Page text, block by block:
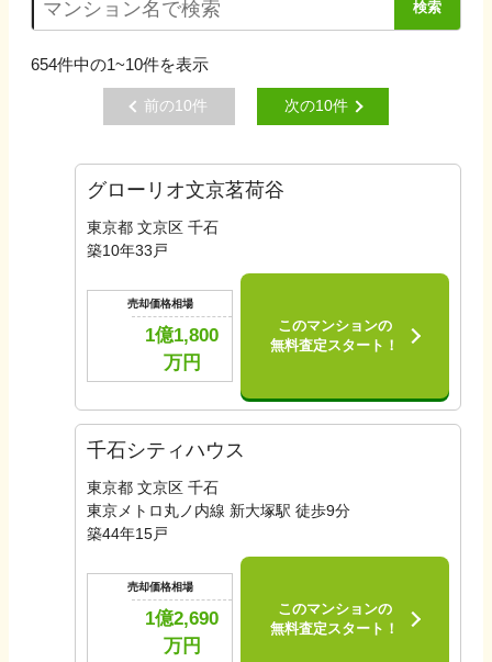
検索
654件中の1~10件を表示
前の10件 次の10件
グローリオ文京茗荷谷
東京都 文京区 千石
築10年33 戸
売却価格相場
1億1,800
万円
このマンションの
無料査定スタート！
千石シティハウス
東京都 文京区 千石
東京メトロ丸ノ内線 新大塚駅 徒歩9分
築44年15戸
売却価格相場
1億2,690
万円
このマンションの
無料査定スタート！